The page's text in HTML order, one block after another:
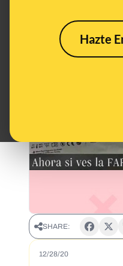
Hazte
SHARE:
12/28/20